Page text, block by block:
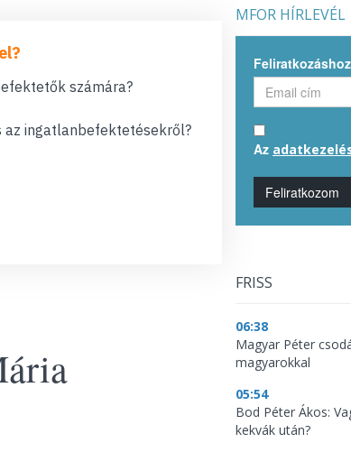
számára?
az ingatlanbefektetésekről?
MFOR HÍRLEVÉL
Az
Feliratkozom
FRISS
06:38
Magyar Péter
magyarokkal
05:54
Bod Péter Ákos:
kekvák után?